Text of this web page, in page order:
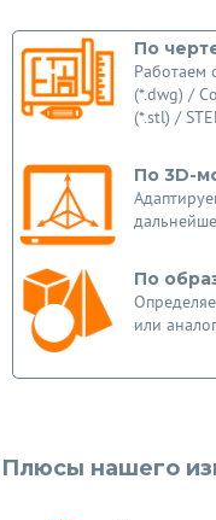
По
Работаем
(*.dwg) /
(*.stl) /
По 3D-
По
или
Плюсы нашего